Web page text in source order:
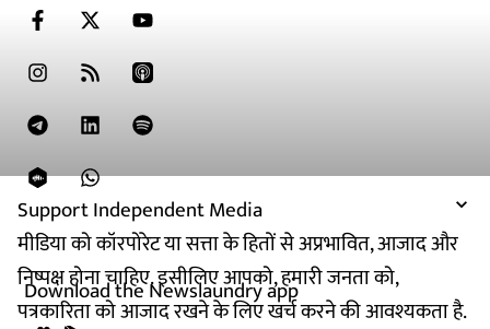
Support Independent Media
मीडिया को कॉरपोरेट या सत्ता के हितों से अप्रभावित, आजाद और
निष्पक्ष होना चाहिए. इसीलिए आपको, हमारी जनता को,
पत्रकारिता को आजाद रखने के लिए खर्च करने की आवश्यकता है.
Download the Newslaundry app